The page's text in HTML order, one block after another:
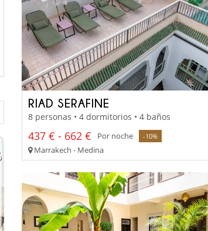
RIAD SERAFINE
8 personas • 4 dormitorios • 4 baños
437 € - 662 € Por noche -10%
Marrakech - Medina